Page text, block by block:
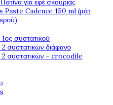
για εφέ σκουριάς
Paste Cadence 150 ml (μάτ
συστατικού
2 συστατικών διάφανο
2 συστατικών - crocodile